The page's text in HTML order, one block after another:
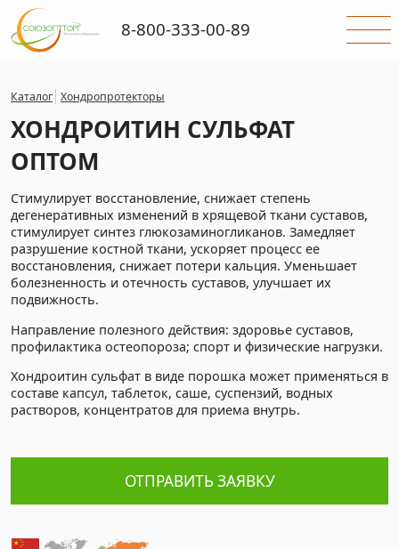
Каталог Хондропротекторы
ХОНДРОИТИН СУЛЬФАТ
ОПТОМ
Стимулирует восстановление, снижает степень
дегенеративных изменений в хрящевой ткани суставов,
стимулирует синтез глюкозаминогликанов. Замедляет
разрушение костной ткани, ускоряет процесс ее
восстановления, снижает потери кальция. Уменьшает
болезненность и отечность суставов, улучшает их
подвижность.
Направление полезного действия: здоровье суставов,
профилактика остеопороза; спорт и физические нагрузки.
Хондроитин сульфат в виде порошка может применяться в
составе капсул, таблеток, саше, суспензий, водных
растворов, концентратов для приема внутрь.
ОТПРАВИТЬ ЗАЯВКУ
8-800-333-00-89